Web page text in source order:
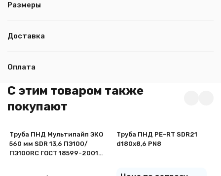
Размеры
Доставка
Оплата
C этим товаром также
покупают
Труба ПНД Мультипайп ЭКО
560 мм SDR 13,6 ПЭ100/
ПЭ100RC ГОСТ 18599-2001
Труба ПНД PE-RT SDR21
d180х8,6 PN8